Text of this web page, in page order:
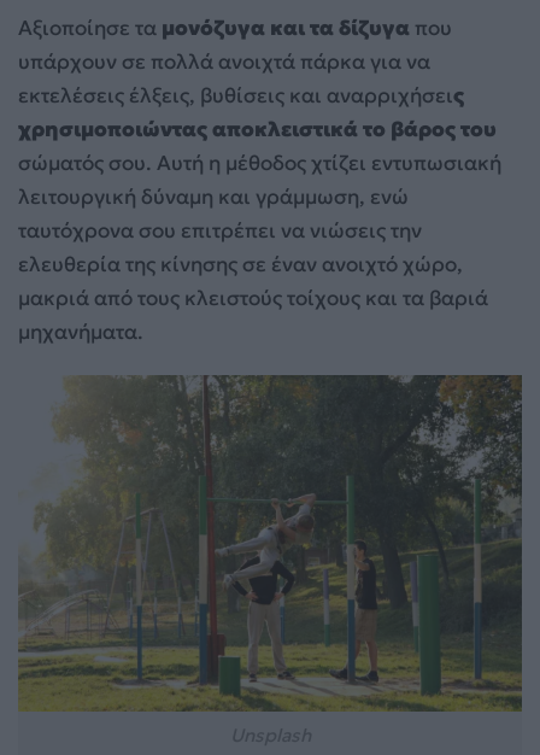
Αξιοποίησε τα μονόζυγα και τα δίζυγα που
υπάρχουν σε πολλά ανοιχτά πάρκα για να
εκτελέσεις έλξεις, βυθίσεις και αναρριχήσεις
χρησιμοποιώντας αποκλειστικά το βάρος του
σώματός σου. Αυτή η μέθοδος χτίζει εντυπωσιακή
λειτουργική δύναμη και γράμμωση, ενώ
ταυτόχρονα σου επιτρέπει να νιώσεις την
ελευθερία της κίνησης σε έναν ανοιχτό χώρο,
μακριά από τους κλειστούς τοίχους και τα βαριά
μηχανήματα.